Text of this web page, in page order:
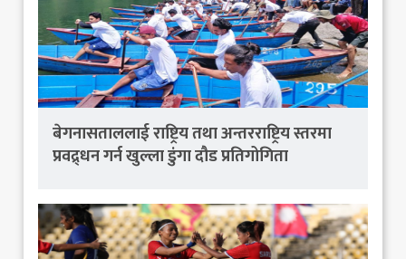
बेगनासताललाई राष्ट्रिय तथा अन्तरराष्ट्रिय स्तरमा
प्रवद्र्धन गर्न खुल्ला डुंगा दौड प्रतिगोगिता